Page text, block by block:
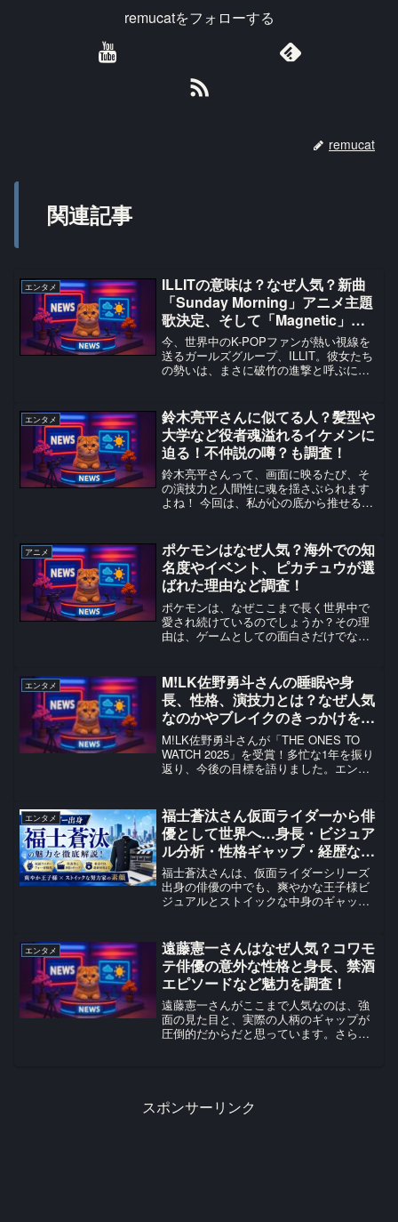
remucatをフォローする
remucat
関連記事
エンタメ
ILLITの意味は？なぜ人気？新曲
「Sunday Morning」アニメ主題
歌決定、そして「Magnetic」が
示す世界的影響力とは？ファンの
反応も調査！
今、世界中のK-POPファンが熱い視線を
送るガールズグループ、ILLIT。彼女たち
の勢いは、まさに破竹の進撃と呼ぶにふ
に決定したという朗報に、多くのファン
が歓...
エンタメ
鈴木亮平さんに似てる人？髪型や
大学など役者魂溢れるイケメンに
迫る！不仲説の噂？も調査！
鈴木亮平さんって、画面に映るたび、そ
の演技力と人間性に魂を揺さぶられます
よね！ 今回は、私が心の底から推せる鈴
当？」「イケメンなのはどうして？」
「髪型で印象変わりすぎじゃ...
アニメ
ポケモンはなぜ人気？海外での知
名度やイベント、ピカチュウが選
ばれた理由など調査！
ポケモンは、なぜここまで長く世界中で
愛され続けているのでしょうか？その理
由は、ゲームとしての面白さだけでな
ゆる場面に広がる“総合エンタメ”として完
成度が高い事が理由の一...
エンタメ
M!LK佐野勇斗さんの睡眠や身
長、性格、演技力とは？なぜ人気
なのかやブレイクのきっかけを調
査！
M!LK佐野勇斗さんが「THE ONES TO
WATCH 2025」を受賞！多忙な1年を振り
返り、今後の目標を語りました。エンタ
エンタメ
福士蒼汰さん仮面ライダーから俳
優として世界へ…身長・ビジュア
ル分析・性格ギャップ・経歴など
魅力を紹介
福士蒼汰さんは、仮面ライダーシリーズ
出身の俳優の中でも、爽やかな王子様ビ
ジュアルとストイックな中身のギャップ
でブレイク → 朝ドラで全国区 → 恋愛映
画とアクションで演...
エンタメ
遠藤憲一さんはなぜ人気？コワモ
テ俳優の意外な性格と身長、禁酒
エピソードなど魅力を調査！
遠藤憲一さんがここまで人気なのは、強
面の見た目と、実際の人柄のギャップが
圧倒的だからだと思っています。さら
スポンサーリンク